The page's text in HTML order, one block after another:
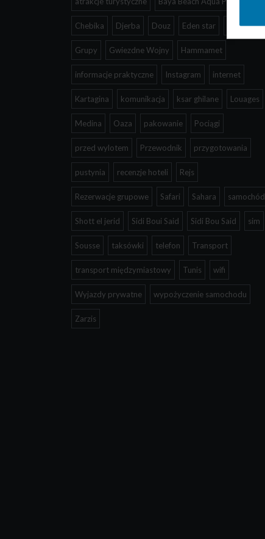
Chebika Djerba Douz Eden star El Djem
Grupy Gwiezdne Wojny Hammamet
informacje praktyczne Instagram internet
Kartagina komunikacja ksar ghilane Louages
Medina Oaza pakowanie Pociągi
przed wylotem Przewodnik przygotowania
pustynia recenzje hoteli Rejs
Rezerwacje grupowe Safari Sahara samochód
Shott el jerid Sidi Boui Said Sidi Bou Said sim
Sousse taksówki telefon Transport
transport międzymiastowy Tunis wifi
Wyjazdy prywatne wypożyczenie samochodu
Zarzis